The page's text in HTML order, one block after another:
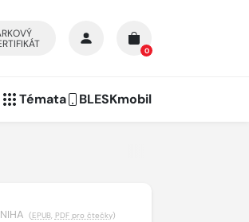
0
Témata BLESKmobil
(EPUB, PDF pro čtečky)